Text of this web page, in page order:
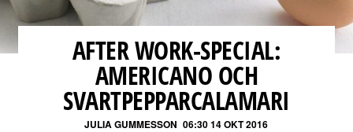
AFTER WORK-SPECIAL:
AMERICANO OCH
SVARTPEPPARCALAMARI
JULIA GUMMESSON 06:30 14 OKT 2016